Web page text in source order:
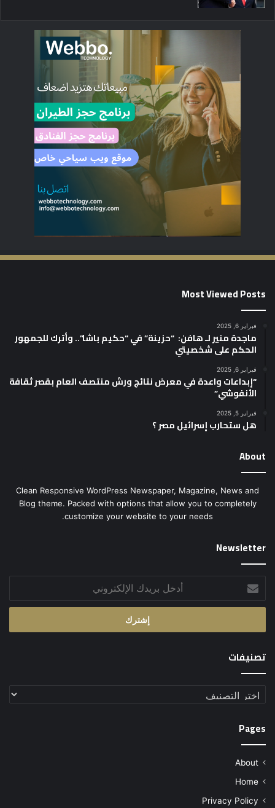
Most Viewed Posts
فبراير 6, 2025
ماجدة منير لـ هافن: “حزينة” في “حكيم باشا”.. وأترك للجمهور
الحكم على شخصيتي
فبراير 6, 2025
“إبداعات واعدة في معرض نتائج ورش منتصف العام بقصر ثقافة
الأنفوشي”
فبراير 5, 2025
هل ستحارب إسرائيل مصر ؟
About
Clean Responsive WordPress Newspaper, Magazine, News and
Blog theme. Packed with options that allow you to completely
customize your website to your needs.
Newsletter
بريدك
الإلكتروني
تصنيفات
تصنيفات
Pages
About
Home
Privacy Policy